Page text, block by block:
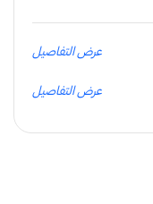
عرض التفاصيل
عرض التفاصيل